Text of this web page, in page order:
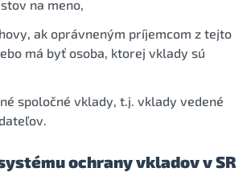
na meno,
ak oprávneným príjemcom z tejto
má byť osoba, ktorej vklady sú
spoločné vklady, t.j. vklady vedené
ochrany vkladov v SR